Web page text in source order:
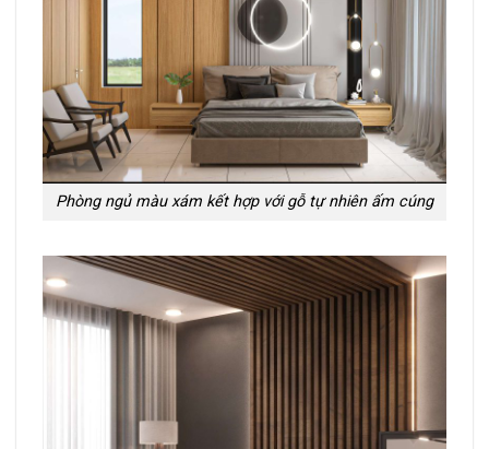
Phòng ngủ màu xám kết hợp với gỗ tự nhiên ấm cúng